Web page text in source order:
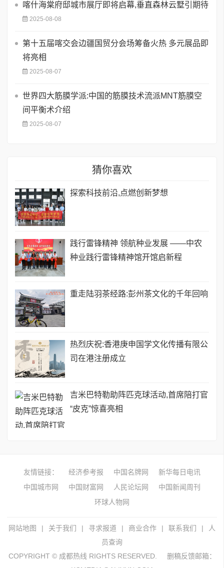
喀什海棠府邸城市展厅即将启幕,垂直森林云墅引期待
2025-08-08
第十五届喀交会边疆国贸分会场筹备火热 多元展品即
将亮相
2025-08-07
世界四大筋膜学派:中国的筋膜技术流派MNT筋膜空
间平衡术介绍
2025-08-07
猜你喜欢
探索科技前沿,点燃创新梦想
践行雷锋精神 领航种业发展 ——中农
种业践行雷锋精神馆开馆启新程
重走陆羽茶经路:彭州茶文化的千年回响
热烈庆祝:香港庚申国学文化传播有限公
司在港注册成立
吉米巴特勒助阵匹克球活动,首席陪打官
“皮克”惊喜亮相
友情链接： 经济参考报 中国名牌网
新华每日电讯
中国城市网
中国财富网 人民论坛网
中国新闻周刊
环球人物网
网站地图 | 关于我们 | 寻求报道 | 商业合作 | 联系我们 |
人
员查询
COPYRIGHT © 成都热线 RIGHTS RESERVED.
删稿反馈邮箱：